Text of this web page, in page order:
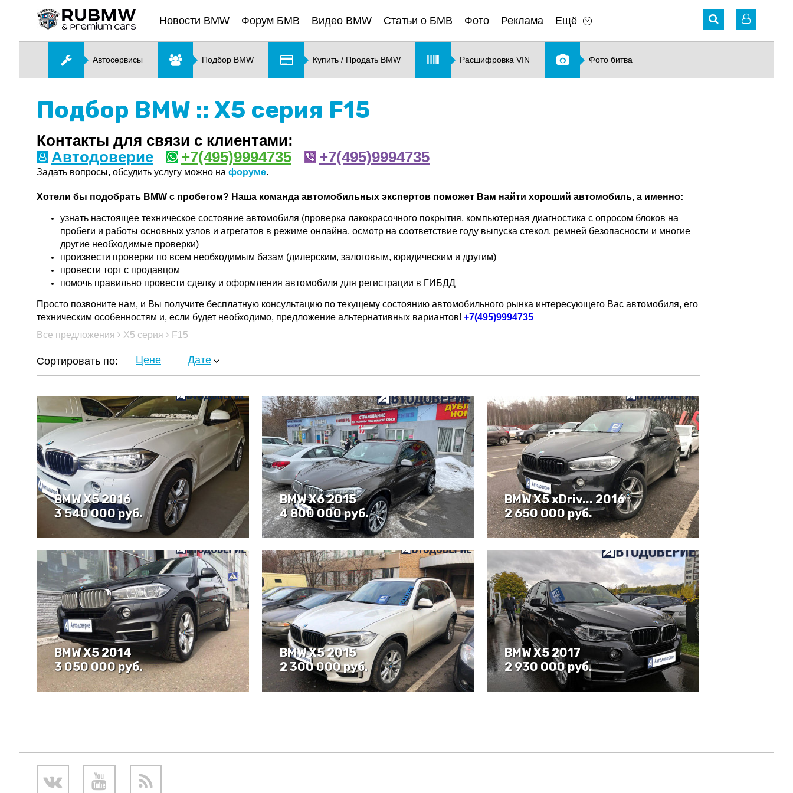
Новости BMW Форум БМВ Видео BMW Статьи о БМВ Фото Реклама Ещё
Автосервисы Подбор BMW Купить / Продать BMW Расшифровка VIN Фото битва
Подбор BMW :: X5 серия F15
Контакты для связи с клиентами:
Автодоверие
+7(495)9994735 +7(495)9994735
Задать вопросы, обсудить услугу можно на форуме.
Хотели бы подобрать BMW с пробегом? Наша команда автомобильных экспертов поможет Вам найти хороший автомобиль, а именно:
узнать настоящее техническое состояние автомобиля (проверка лакокрасочного покрытия, компьютерная диагностика с опросом блоков на
пробеги и работы основных узлов и агрегатов в режиме онлайна, осмотр на соответствие году выпуска стекол, ремней безопасности и многие
другие необходимые проверки)
произвести проверки по всем необходимым базам (дилерским, залоговым, юридическим и другим)
провести торг с продавцом
помочь правильно провести сделку и оформления автомобиля для регистрации в ГИБДД
Просто позвоните нам, и Вы получите бесплатную консультацию по текущему состоянию автомобильного рынка интересующего Вас автомобиля, его
техническим особенностям и, если будет необходимо, предложение альтернативных вариантов! +7(495)9994735
Все предложения
X5 серия F15
Сортировать по: Цене Дате
BMW Х5 2016
3 540 000 руб.
BMW X6 2015
4 800 000 руб.
BMW X5 xDriv... 2016
2 650 000 руб.
BMW X5 2014
3 050 000 руб.
BMW X5 2015
2 300 000 руб.
BMW X5 2017
2 930 000 руб.